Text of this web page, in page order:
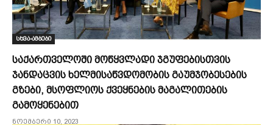
სხვა-ამბები
საქართველოში მოწყვლადი ჯგუფებისთვის
ჯანდაცვის ხელმისაწვდომობის გაუმჯობესების
გზები, მსოფლიოს ქვეყნების მაგალითების
გამოყენებით
ნოემბერი 10, 2023